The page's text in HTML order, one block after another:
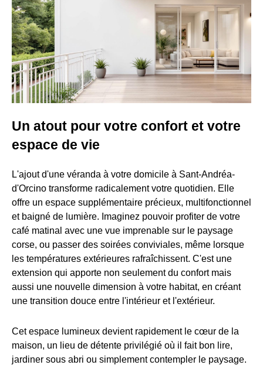
Un atout pour votre confort et votre
espace de vie
L'ajout d'une véranda à votre domicile à Sant-Andréa-
d'Orcino transforme radicalement votre quotidien. Elle
offre un espace supplémentaire précieux, multifonctionnel
et baigné de lumière. Imaginez pouvoir profiter de votre
café matinal avec une vue imprenable sur le paysage
corse, ou passer des soirées conviviales, même lorsque
les températures extérieures rafraîchissent. C'est une
extension qui apporte non seulement du confort mais
aussi une nouvelle dimension à votre habitat, en créant
une transition douce entre l'intérieur et l'extérieur.
Cet espace lumineux devient rapidement le cœur de la
maison, un lieu de détente privilégié où il fait bon lire,
jardiner sous abri ou simplement contempler le paysage.